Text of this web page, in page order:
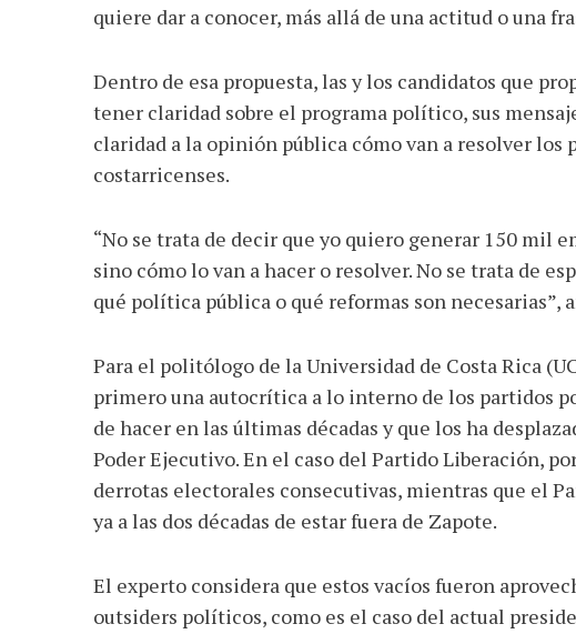
quiere dar a conocer, más allá de una actitud o una
Dentro de esa propuesta, las y los candidatos que
tener claridad sobre el programa político, sus
claridad a la opinión pública cómo van a resolver los
costarricenses.
“No se trata de decir que yo quiero generar 150 mil
sino cómo lo van a hacer o resolver. No se trata de
qué política pública o qué reformas son necesarias”,
Para el politólogo de la Universidad de Costa Rica
primero una autocrítica a lo interno de los partidos
de hacer en las últimas décadas y que los ha
Poder Ejecutivo. En el caso del Partido Liberación,
derrotas electorales consecutivas, mientras que el
ya a las dos décadas de estar fuera de Zapote.
El experto considera que estos vacíos fueron
outsiders políticos, como es el caso del actual